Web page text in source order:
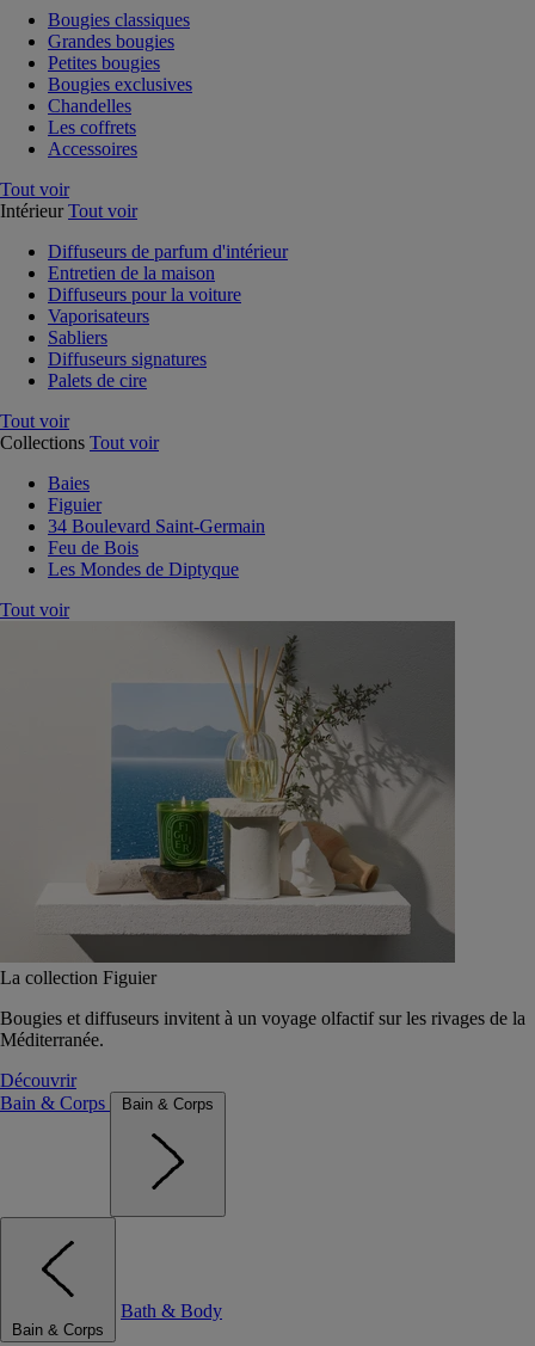
Bougies classiques
Grandes bougies
Petites bougies
Bougies exclusives
Chandelles
Les coffrets
Accessoires
Tout voir
Intérieur Tout voir
Diffuseurs de parfum d'intérieur
Entretien de la maison
Diffuseurs pour la voiture
Vaporisateurs
Sabliers
Diffuseurs signatures
Palets de cire
Tout voir
Collections Tout voir
Baies
Figuier
34 Boulevard Saint-Germain
Feu de Bois
Les Mondes de Diptyque
Tout voir
La collection Figuier
Bougies et diffuseurs invitent à un voyage olfactif sur les rivages de la
Méditerranée.
Découvrir
Bain & Corps
Bain & Corps
Bain & Corps
Bath & Body